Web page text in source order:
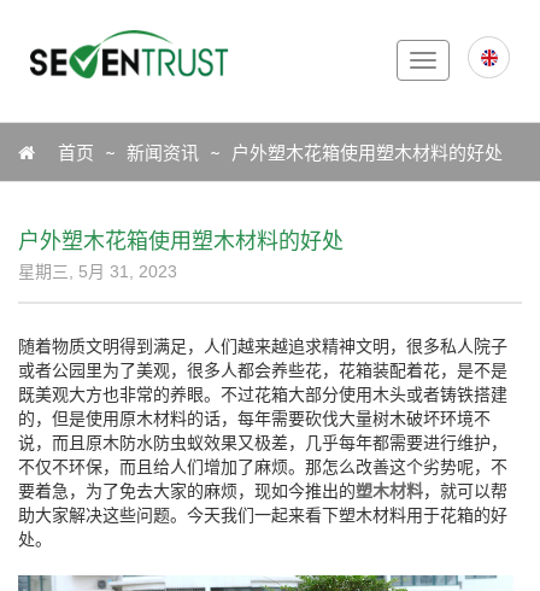
Toggle
navigation
Icon首页 新闻资讯 户外塑木花箱使用塑木材料的好处
户外塑木花箱使用塑木材料的好处
星期三, 5月 31, 2023
随着物质文明得到满足，人们越来越追求精神文明，很多私人院子
或者公园里为了美观，很多人都会养些花，花箱装配着花，是不是
既美观大方也非常的养眼。不过花箱大部分使用木头或者铸铁搭建
的，但是使用原木材料的话，每年需要砍伐大量树木破坏环境不
说，而且原木防水防虫蚁效果又极差，几乎每年都需要进行维护，
不仅不环保，而且给人们增加了麻烦。那怎么改善这个劣势呢，不
要着急，为了免去大家的麻烦，现如今推出的塑木材料，就可以帮
助大家解决这些问题。今天我们一起来看下塑木材料用于花箱的好
处。